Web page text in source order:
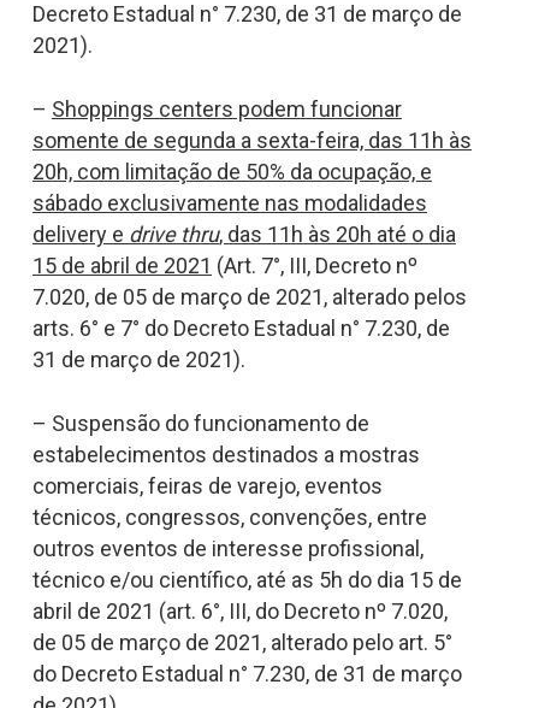
Decreto Estadual n° 7.230, de 31 de março de
2021).
– Shoppings centers podem funcionar
somente de segunda a sexta-feira, das 11h às
20h, com limitação de 50% da ocupação, e
sábado exclusivamente nas modalidades
delivery e drive thru, das 11h às 20h até o dia
15 de abril de 2021 (Art. 7°, III, Decreto nº
7.020, de 05 de março de 2021, alterado pelos
arts. 6° e 7° do Decreto Estadual n° 7.230, de
31 de março de 2021).
– Suspensão do funcionamento de
estabelecimentos destinados a mostras
comerciais, feiras de varejo, eventos
técnicos, congressos, convenções, entre
outros eventos de interesse profissional,
técnico e/ou científico, até as 5h do dia 15 de
abril de 2021 (art. 6°, III, do Decreto nº 7.020,
de 05 de março de 2021, alterado pelo art. 5°
do Decreto Estadual n° 7.230, de 31 de março